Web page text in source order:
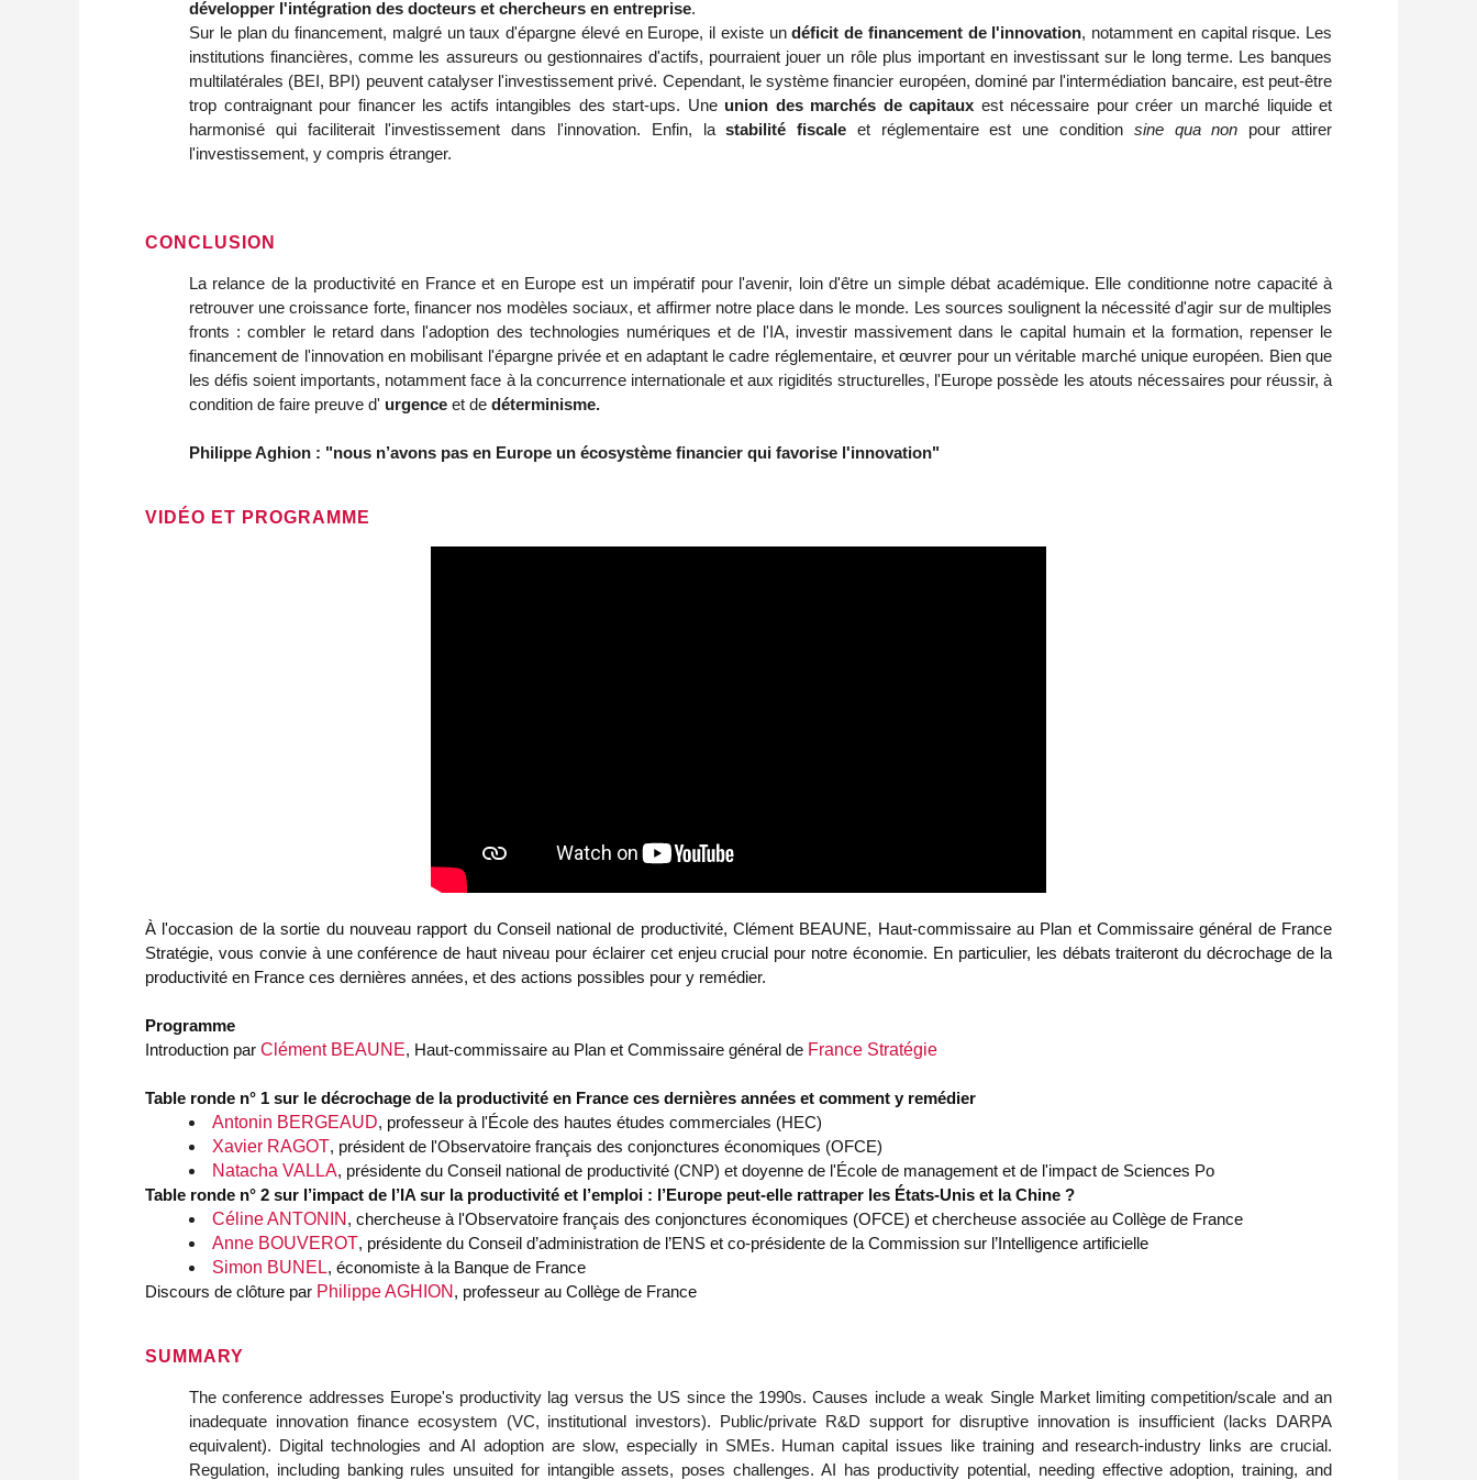
développer l'intégration des docteurs et chercheurs en entreprise.
Sur le plan du financement, malgré un taux d'épargne élevé en Europe, il existe undéficit de financement de l'innovation, notamment en capital risque. Les
institutions financières, comme les assureurs ou gestionnaires d'actifs, pourraient jouer un rôle plus important en investissant sur le long terme. Les banques
multilatérales (BEI, BPI) peuvent catalyser l'investissement privé. Cependant, le système financier européen, dominé par l'intermédiation bancaire, est peut-être
trop contraignant pour financer les actifs intangibles des start-ups. Une union des marchés de capitaux est nécessaire pour créer un marché liquide et
harmonisé qui faciliterait l'investissement dans l'innovation. Enfin, lastabilité fiscale et réglementaire est une condition sine qua non pour attirer
l'investissement, y compris étranger.
CONCLUSION
La relance de la productivité en France et en Europe est un impératif pour l'avenir, loin d'être un simple débat académique. Elle conditionne notre capacité à
retrouver une croissance forte, financer nos modèles sociaux, et affirmer notre place dans le monde. Les sources soulignent la nécessité d'agir sur de multiples
fronts : combler le retard dans l'adoption des technologies numériques et de l'IA, investir massivement dans le capital humain et la formation, repenser le
financement de l'innovation en mobilisant l'épargne privée et en adaptant le cadre réglementaire, et œuvrer pour un véritable marché unique européen. Bien que
les défis soient importants, notamment face à la concurrence internationale et aux rigidités structurelles, l'Europe possède les atouts nécessaires pour réussir, à
condition de faire preuve d' urgence et de déterminisme.
Philippe Aghion : "nous n’avons pas en Europe un écosystème financier qui favorise l'innovation"
VIDÉO ET PROGRAMME
À l'occasion de la sortie du nouveau rapport du Conseil national de productivité, Clément BEAUNE, Haut-commissaire au Plan et Commissaire général de France
Stratégie, vous convie à une conférence de haut niveau pour éclairer cet enjeu crucial pour notre économie. En particulier, les débats traiteront du décrochage de la
productivité en France ces dernières années, et des actions possibles pour y remédier.
Programme
Introduction par Clément BEAUNE, Haut-commissaire au Plan et Commissaire général de France Stratégie
Table ronde n° 1 sur le décrochage de la productivité en France ces dernières années et comment y remédier
Antonin BERGEAUD, professeur à l'École des hautes études commerciales (HEC)
Xavier RAGOT, président de l'Observatoire français des conjonctures économiques (OFCE)
Natacha VALLA, présidente du Conseil national de productivité (CNP) et doyenne de l'École de management et de l'impact de Sciences Po
Table ronde n° 2 sur l’impact de l’IA sur la productivité et l’emploi : l’Europe peut-elle rattraper les États-Unis et la Chine ?
Céline ANTONIN , chercheuse à l'Observatoire français des conjonctures économiques (OFCE) et chercheuse associée au Collège de France
Anne BOUVEROT, présidente du Conseil d’administration de l’ENS et co-présidente de la Commission sur l’Intelligence artificielle
Simon BUNEL, économiste à la Banque de France
Discours de clôture par Philippe AGHION , professeur au Collège de France
SUMMARY
The conference addresses Europe's productivity lag versus the US since the 1990s. Causes include a weak Single Market limiting competition/scale and an
inadequate innovation finance ecosystem (VC, institutional investors). Public/private R&D support for disruptive innovation is insufficient (lacks DARPA
equivalent). Digital technologies and AI adoption are slow, especially in SMEs. Human capital issues like training and research-industry links are crucial.
Regulation, including banking rules unsuited for intangible assets, poses challenges. AI has productivity potential, needing effective adoption, training, and